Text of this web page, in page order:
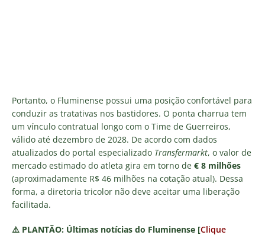
Portanto, o Fluminense possui uma posição confortável para
conduzir as tratativas nos bastidores. O ponta charrua tem
um vínculo contratual longo com o Time de Guerreiros,
válido até dezembro de 2028. De acordo com dados
atualizados do portal especializado Transfermarkt, o valor de
mercado estimado do atleta gira em torno de € 8 milhões
(aproximadamente R$ 46 milhões na cotação atual). Dessa
forma, a diretoria tricolor não deve aceitar uma liberação
facilitada.
⚠️ PLANTÃO: Últimas notícias do Fluminense [Clique